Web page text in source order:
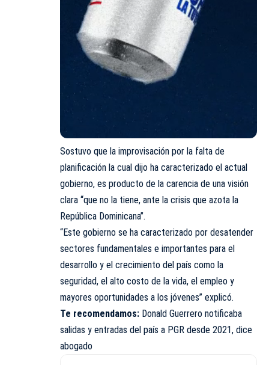
Sostuvo que la improvisación por la falta de
planificación la cual dijo ha caracterizado el actual
gobierno, es producto de la carencia de una visión
clara “que no la tiene, ante la crisis que azota la
República Dominicana”.
“Este gobierno se ha caracterizado por desatender
sectores fundamentales e importantes para el
desarrollo y el crecimiento del país como la
seguridad, el alto costo de la vida, el empleo y
mayores oportunidades a los jóvenes” explicó.
Te recomendamos: Donald Guerrero notificaba
salidas y entradas del país a PGR desde 2021, dice
abogado